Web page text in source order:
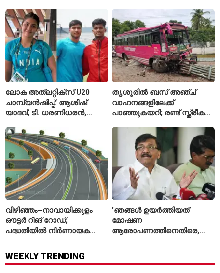
രഹാനെ
ലോക അത്‌ലറ്റിക്സ് U20
ചാമ്പ്യൻഷിപ്പ്: ആശിഷ്
യാദവ്, ടി. ധരണിധരൻ,
ഫൈനലിൽ
തൃശൂരിൽ ബസ് അഞ്ച്
വാഹനങ്ങളിലേക്ക്
പാഞ്ഞുകയറി; രണ്ട് സ്ത്രീകൾ
വിഴിഞ്ഞം–നാവായിക്കുളം
ഔട്ടർ റിങ് റോഡ്;
പദ്ധതിയിൽ നിർണായക
വിശദീകരണം
'ഞങ്ങൾ ഉയർത്തിയത്
മോഷണ
ആരോപണത്തിനെതിരെ,
സഞ്ജയ് റാവത്ത്
WEEKLY TRENDING